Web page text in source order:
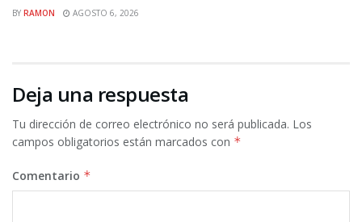
BY RAMON AGOSTO 6, 2026
Deja una respuesta
Tu dirección de correo electrónico no será publicada. Los
campos obligatorios están marcados con *
Comentario *